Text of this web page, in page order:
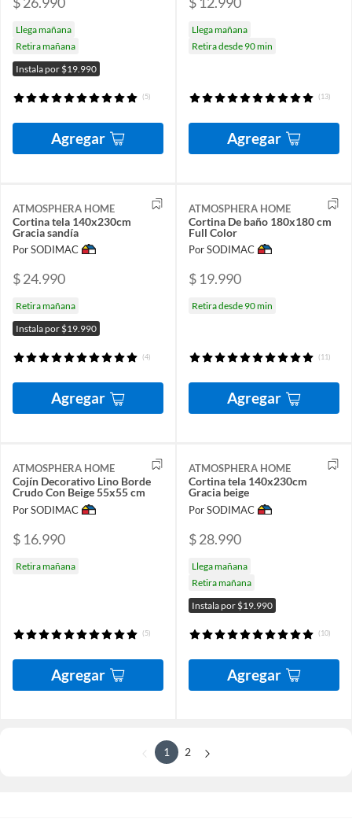
Llega mañana
Retira mañana
Instala por $19.990
(5)
Agregar
Llega mañana
Retira desde 90 min
(13)
Agregar
ATMOSPHERA HOME
Cortina tela 140x230cm
Gracia sandía
Por SODIMAC
$ 24.990
Retira mañana
Instala por $19.990
(4)
Agregar
ATMOSPHERA HOME
Cortina De baño 180x180 cm
Full Color
Por SODIMAC
$ 19.990
Retira desde 90 min
(11)
Agregar
ATMOSPHERA HOME
Cojín Decorativo Lino Borde
Crudo Con Beige 55x55 cm
Por SODIMAC
$ 16.990
Retira mañana
(5)
Agregar
ATMOSPHERA HOME
Cortina tela 140x230cm
Gracia beige
Por SODIMAC
$ 28.990
Llega mañana
Retira mañana
Instala por $19.990
(10)
Agregar
1 2